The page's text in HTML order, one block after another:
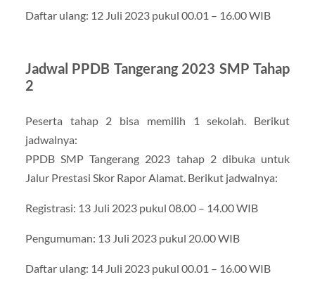
Daftar ulang: 12 Juli 2023 pukul 00.01 – 16.00 WIB
Jadwal PPDB Tangerang 2023 SMP Tahap
2
Peserta tahap 2 bisa memilih 1 sekolah. Berikut
jadwalnya:
PPDB SMP Tangerang 2023 tahap 2 dibuka untuk
Jalur Prestasi Skor Rapor Alamat. Berikut jadwalnya:
Registrasi: 13 Juli 2023 pukul 08.00 – 14.00 WIB
Pengumuman: 13 Juli 2023 pukul 20.00 WIB
Daftar ulang: 14 Juli 2023 pukul 00.01 – 16.00 WIB